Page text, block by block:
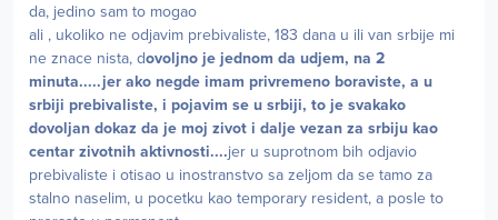
da, jedino sam to mogao
ali , ukoliko ne odjavim prebivaliste, 183 dana u ili van srbije mi
ne znace nista, dovoljno je jednom da udjem, na 2
minuta.....jer ako negde imam privremeno boraviste, a u
srbiji prebivaliste, i pojavim se u srbiji, to je svakako
dovoljan dokaz da je moj zivot i dalje vezan za srbiju kao
centar zivotnih aktivnosti....jer u suprotnom bih odjavio
prebivaliste i otisao u inostranstvo sa zeljom da se tamo za
stalno naselim, u pocetku kao temporary resident, a posle to